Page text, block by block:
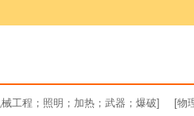
械工程；照明；加热；武器；爆破] [物